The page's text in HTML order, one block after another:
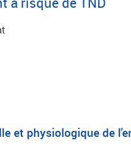
et physiologique de